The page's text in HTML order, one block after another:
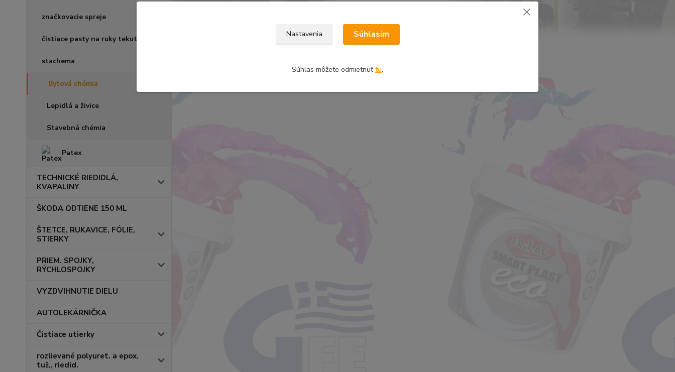
značkovacie spreje
čistiace pasty na ruky tekuté
stachema
Bytová chémia
Lepidlá a živice
Stavebná chémia
Patex
TECHNICKÉ RIEDIDLÁ,
KVAPALINY
ŠKODA ODTIENE 150 ML
ŠTETCE, RUKAVICE, FÓLIE,
STIERKY
PRIEM. SPOJKY,
RÝCHLOSPOJKY
VYZDVIHNUTIE DIELU
AUTOLEKÁRNIČKA
Čistiace utierky
rozlievané polyuret. a epox.
tuž., riedid.
Nastavenia Súhlasím
Súhlas môžete odmietnuť tu.